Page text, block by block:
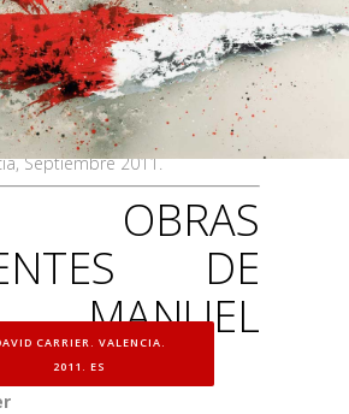
CARRIER. VALENCIA.
2011. ES
“Conceptos Opuestos 2001 –
Valenciano de Arte Moderno
Septiembre 2011.
OBRAS
DE
MANUEL